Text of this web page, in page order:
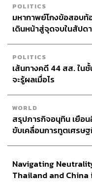
POLITICS
มหากาพย์โกงข้อสอบท้
เดินหน้าสู่จุดจบในสัปด
POLITICS
เส้นทางคดี 44 สส. ใน
จะรู้ผลเมื่อไร
WORLD
สรุปภารกิจอนุทิน เยือน
ขับเคลื่อนการทูตเศรษ
Navigating
Thailand and China